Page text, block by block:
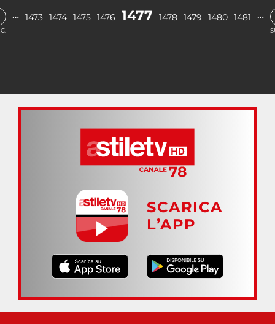
… 1473 1474 1475 1476 1477 1478 1479 1480 1481 …
SCARICA
L’APP